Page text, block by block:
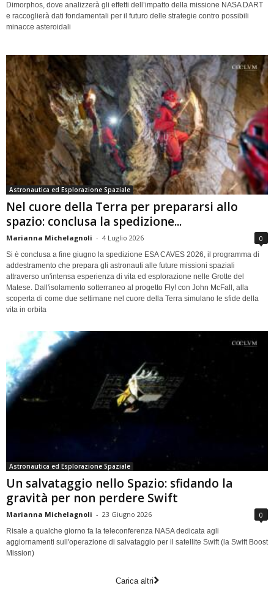
Dimorphos, dove analizzerà gli effetti dell’impatto della missione NASA DART
e raccoglierà dati fondamentali per il futuro delle strategie contro possibili
minacce asteroidali
Astronautica ed Esplorazione Spaziale
Nel cuore della Terra per prepararsi allo
spazio: conclusa la spedizione...
Marianna Michelagnoli - 4 Luglio 2026 0
Si è conclusa a fine giugno la spedizione ESA CAVES 2026, il programma di
addestramento che prepara gli astronauti alle future missioni spaziali
attraverso un'intensa esperienza di vita ed esplorazione nelle Grotte del
Matese. Dall'isolamento sotterraneo al progetto Fly! con John McFall, alla
scoperta di come due settimane nel cuore della Terra simulano le sfide della
vita in orbita
Astronautica ed Esplorazione Spaziale
Un salvataggio nello Spazio: sfidando la
gravità per non perdere Swift
Marianna Michelagnoli - 23 Giugno 2026 0
Risale a qualche giorno fa la teleconferenza NASA dedicata agli
aggiornamenti sull'operazione di salvataggio per il satellite Swift (la Swift Boost
Mission)
Carica altri